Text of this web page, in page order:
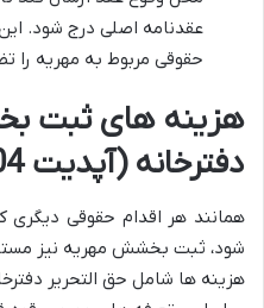
عقدنامه اصلی درج شود. این
حقوقی مربوط به مهریه را
هزینه های ثبت
دفترخانه (آپدیت 1404)
همانند هر اقدام حقوقی دیگری
شود، ثبت بخشش مهریه نیز
هزینه ها شامل حق التحریر